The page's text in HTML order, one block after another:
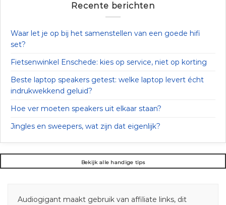
Recente berichten
Waar let je op bij het samenstellen van een goede hifi
set?
Fietsenwinkel Enschede: kies op service, niet op korting
Beste laptop speakers getest: welke laptop levert écht
indrukwekkend geluid?
Hoe ver moeten speakers uit elkaar staan?
Jingles en sweepers, wat zijn dat eigenlijk?
Bekijk alle handige tips
Audiogigant maakt gebruik van affiliate links, dit